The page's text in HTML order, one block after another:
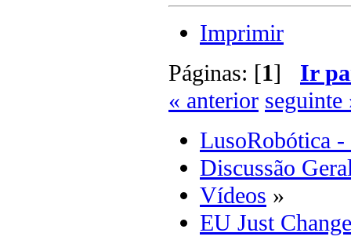
Imprimir
Páginas: [1] Ir
« anterior seguinte
LusoRobótica -
Discussão
Vídeos »
EU Just